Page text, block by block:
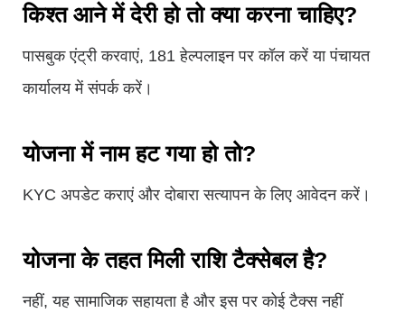
किश्त आने में देरी हो तो क्या करना चाहिए?
पासबुक एंट्री करवाएं, 181 हेल्पलाइन पर कॉल करें या पंचायत
कार्यालय में संपर्क करें।
योजना में नाम हट गया हो तो?
KYC अपडेट कराएं और दोबारा सत्यापन के लिए आवेदन करें।
योजना के तहत मिली राशि टैक्सेबल है?
नहीं, यह सामाजिक सहायता है और इस पर कोई टैक्स नहीं